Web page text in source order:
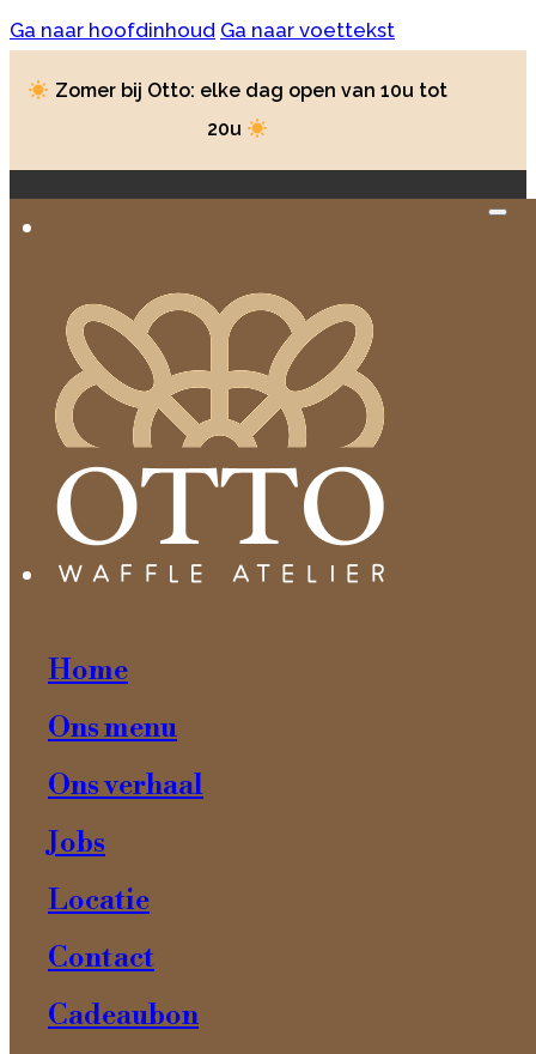
Ga naar hoofdinhoud Ga naar voettekst
Zomer bij Otto: elke dag open van 10u tot
20u
Home
Ons menu
Ons verhaal
Jobs
Locatie
Contact
Cadeaubon
Mis ons smakelijke nieuws en speciale
aanbiedingen niet!
E-mail
Onze locatie
Katelijnestraat 1, 8000 Brugge
Dagelijks geopend 10:00 – 20:00 uur
Contacteer ons